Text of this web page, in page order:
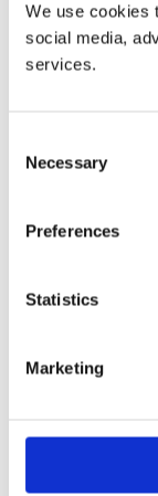
We use cookies
social media,
services.
Selection
Necessary
Preferences
Statistics
Marketing